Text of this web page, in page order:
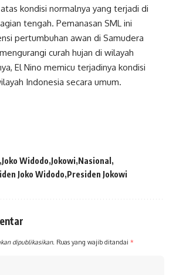
kondisi normalnya yang terjadi di
tengah. Pemanasan SML ini
pertumbuhan awan di Samudera
curah hujan di wilayah
El Nino memicu terjadinya kondisi
Indonesia secara umum.
Joko Widodo Jokowi Nasional
Joko Widodo Presiden Jokowi
dipublikasikan. Ruas yang wajib ditandai *